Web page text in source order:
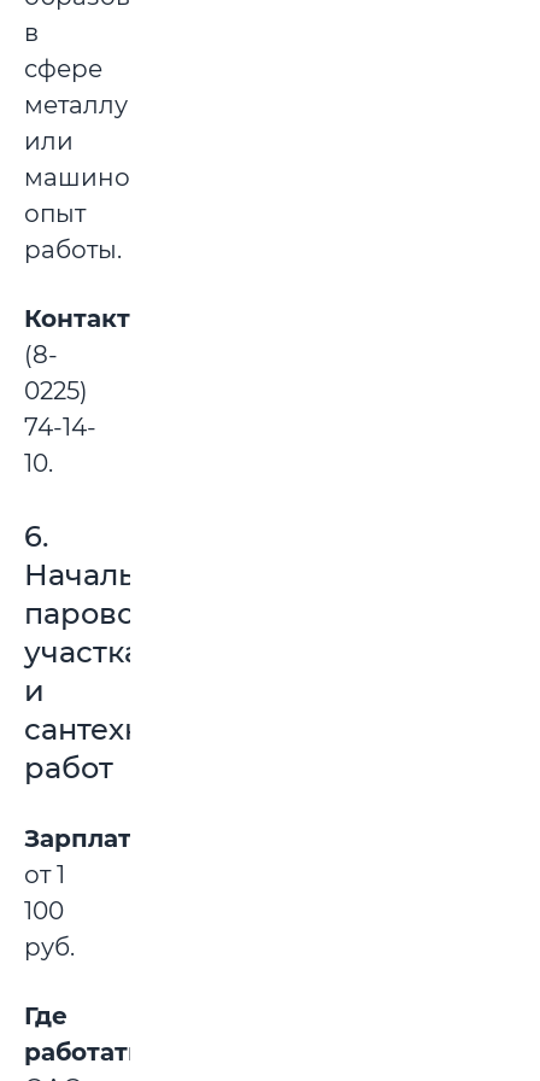
в
сфере
металлургии
или
машиностроении,
опыт
работы.
Контакты:
(8-
0225)
74-14-
10.
6.
Начальник
пароводосилового
участка
и
сантехнических
работ
Зарплата:
от 1
100
руб.
Где
работать: